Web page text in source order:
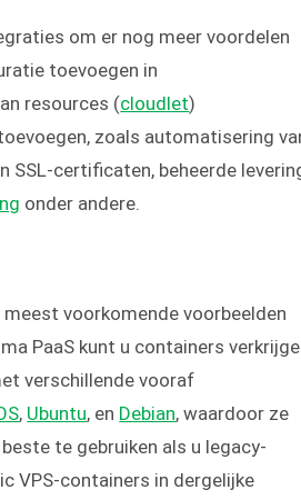
om er nog meer voordelen
toevoegen in
resources (cloudlet)
zoals automatisering
certificaten, beheerde
onder andere.
meest voorkomende voorbeelden
PaaS kunt u containers
verschillende vooraf
, Ubuntu, en Debian, waardoor ze
te gebruiken als u legacy-
VPS-containers in dergelijke